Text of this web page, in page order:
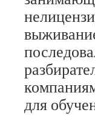
для